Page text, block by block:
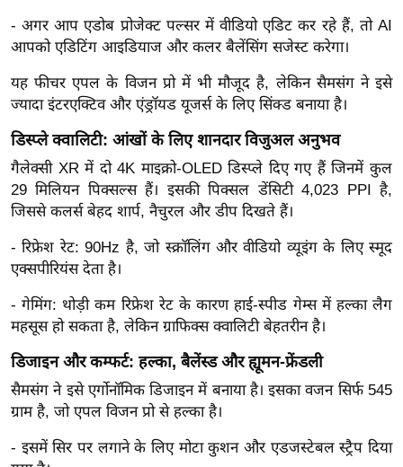
व
र्ल्ड
न्यू
ज
ब्री
फ
म
नो
ज
न
ज
ग
बॉ
ली
वु
ड
- अगर आप एडोब प्रोजेक्ट पल्सर में वीडियो एडिट कर रहे हैं, तो AI
आपको एडिटिंग आइडियाज और कलर बैलेंसिंग सजेस्ट करेगा।
यह फीचर एपल के विजन प्रो में भी मौजूद है, लेकिन सैमसंग ने इसे
ज्यादा इंटरएक्टिव और एंड्रॉयड यूजर्स के लिए सिंक्ड बनाया है।
डिस्प्ले क्वालिटी: आंखों के लिए शानदार विजुअल अनुभव
गैलेक्सी XR में दो 4K माइक्रो-OLED डिस्प्ले दिए गए हैं जिनमें कुल
29 मिलियन पिक्सल्स हैं। इसकी पिक्सल डेंसिटी 4,023 PPI है,
जिससे कलर्स बेहद शार्प, नैचुरल और डीप दिखते हैं।
- रिफ्रेश रेट: 90Hz है, जो स्क्रॉलिंग और वीडियो व्यूइंग के लिए स्मूद
एक्सपीरियंस देता है।
- गेमिंग: थोड़ी कम रिफ्रेश रेट के कारण हाई-स्पीड गेम्स में हल्का लैग
महसूस हो सकता है, लेकिन ग्राफिक्स क्वालिटी बेहतरीन है।
डिजाइन और कम्फर्ट: हल्का, बैलेंस्ड और ह्यूमन-फ्रेंडली
सैमसंग ने इसे एर्गोनॉमिक डिजाइन में बनाया है। इसका वजन सिर्फ 545
ग्राम है, जो एपल विजन प्रो से हल्का है।
- इसमें सिर पर लगाने के लिए मोटा कुशन और एडजस्टेबल स्ट्रैप दिया